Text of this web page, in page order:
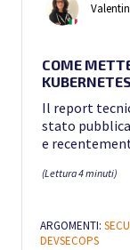
COME
Il report
stato
e
(Lettura 4 minuti)
ARGOMENTI:
DEVSECOPS